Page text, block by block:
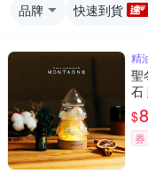
品牌 快速到貨
精
聖
石
$
券